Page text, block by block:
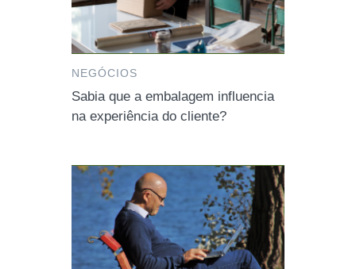
NEGÓCIOS
Sabia que a embalagem influencia
na experiência do cliente?